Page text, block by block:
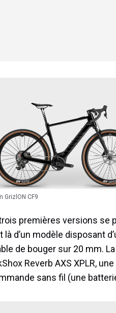
GrizlON CF9
premières versions se
là d’un modèle disposant
de bouger sur 20 mm.
Reverb AXS XPLR,
sans fil (une